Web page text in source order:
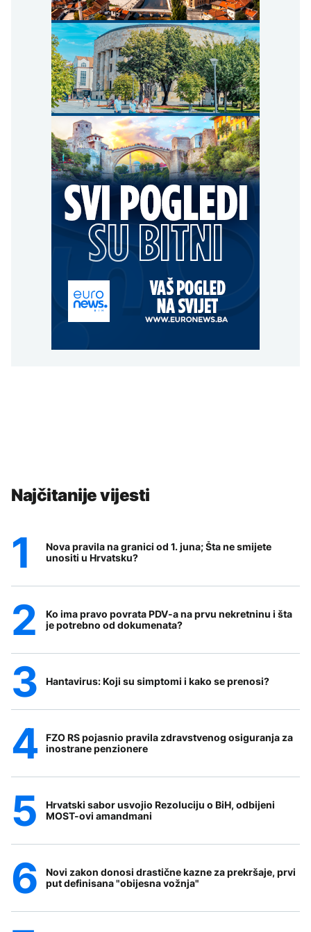
Najčitanije vijesti
Nova pravila na granici od 1. juna; Šta ne smijete
unositi u Hrvatsku?
Ko ima pravo povrata PDV-a na prvu nekretninu i šta
je potrebno od dokumenata?
Hantavirus: Koji su simptomi i kako se prenosi?
FZO RS pojasnio pravila zdravstvenog osiguranja za
inostrane penzionere
Hrvatski sabor usvojio Rezoluciju o BiH, odbijeni
MOST-ovi amandmani
Novi zakon donosi drastične kazne za prekršaje, prvi
put definisana "obijesna vožnja"